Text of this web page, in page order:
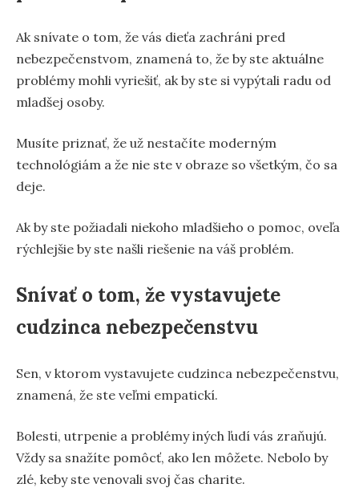
Ak snívate o tom, že vás dieťa zachráni pred
nebezpečenstvom, znamená to, že by ste aktuálne
problémy mohli vyriešiť, ak by ste si vypýtali radu od
mladšej osoby.
Musíte priznať, že už nestačíte moderným
technológiám a že nie ste v obraze so všetkým, čo sa
deje.
Ak by ste požiadali niekoho mladšieho o pomoc, oveľa
rýchlejšie by ste našli riešenie na váš problém.
Snívať o tom, že vystavujete
cudzinca nebezpečenstvu
Sen, v ktorom vystavujete cudzinca nebezpečenstvu,
znamená, že ste veľmi empatickí.
Bolesti, utrpenie a problémy iných ľudí vás zraňujú.
Vždy sa snažíte pomôcť, ako len môžete. Nebolo by
zlé, keby ste venovali svoj čas charite.